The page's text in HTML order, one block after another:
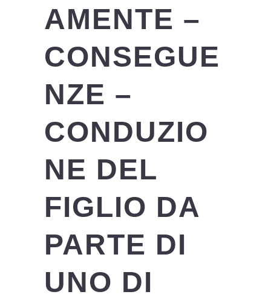
AMENTE –
CONSEGUE
NZE –
CONDUZIO
NE DEL
FIGLIO DA
PARTE DI
UNO DI